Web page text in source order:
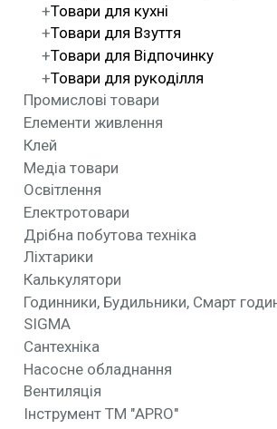
Товари для кухні
Товари для Взуття
Товари для Відпочинку
Товари для рукоділля
Промислові товари
Елементи живлення
Клей
Медіа товари
Освітлення
Електротовари
Дрібна побутова техніка
Ліхтарики
Калькулятори
Годинники, Будильники, Смарт
SIGMA
Сантехніка
Насосне обладнання
Вентиляція
Інструмент ТМ "APRO"